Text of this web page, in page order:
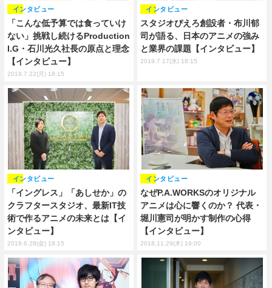
「こんな低予算では食っていけ
ない」挑戦し続けるProduction
I.G・石川光久社長の原点と理念
【インタビュー】
インタビュー
2019.7.22(月) 18:15
スタジオぴえろ創設者・布川郁
司が語る、日本のアニメの強み
と業界の課題【インタビュー】
インタビュー
2019.7.17(水) 18:15
「イングレス」「あしせか」の
クラフタースタジオ、最新IT技
術で作るアニメの未来とは【イ
ンタビュー】
インタビュー
2019.6.28(金) 18:15
なぜP.A.WORKSのオリジナル
アニメは心に響くのか？ 代表・
堀川憲司が明かす制作の心得
【インタビュー】
インタビュー
2018.11.29(木) 19:00